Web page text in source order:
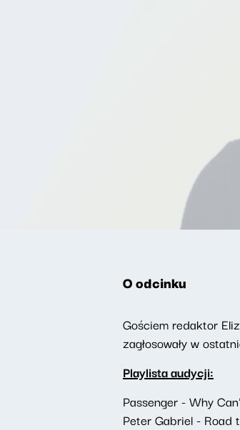
O odcinku
Gościem redaktor
zagłosowały w
Playlista audycji:
Passenger - Why
Peter Gabriel -